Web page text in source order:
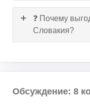
❓ Почему
Словакия?
Обсуждение: 8